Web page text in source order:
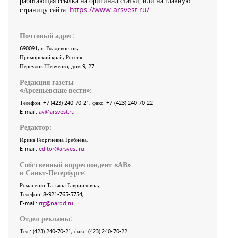
страницу сайта: https://www.arsvest.ru/
Почтовый адрес:
690091, г. Владивосток,
Приморский край, Россия
Переулок Шевченко, дом 9, 27
Редакция газеты
«Арсеньевские вести»:
Телефон: +7 (423) 240-70-21, факс: +7 (423) 240-70-22
E-mail: av@arsvest.ru
Редактор:
Ирина Георгиевна Гребнёва,
E-mail: editor@arsvest.ru
Собственный корреспондент «АВ»
в Санкт-Петербурге:
Романенко Татьяна Гаврииловна,
Телефон: 8-921-765-5754,
E-mail: rtg@narod.ru
Отдел рекламы:
Тел.: (423) 240-70-21, факс: (423) 240-70-22